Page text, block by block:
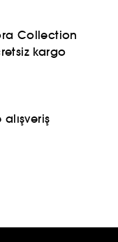
Collection
kargo